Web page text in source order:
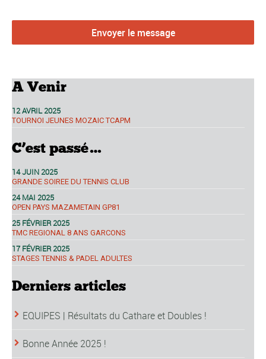
A Venir
12 AVRIL 2025
TOURNOI JEUNES MOZAIC TCAPM
C’est passé…
14 JUIN 2025
GRANDE SOIREE DU TENNIS CLUB
24 MAI 2025
OPEN PAYS MAZAMETAIN GP81
25 FÉVRIER 2025
TMC REGIONAL 8 ANS GARCONS
17 FÉVRIER 2025
STAGES TENNIS & PADEL ADULTES
Derniers articles
EQUIPES | Résultats du Cathare et Doubles !
Bonne Année 2025 !